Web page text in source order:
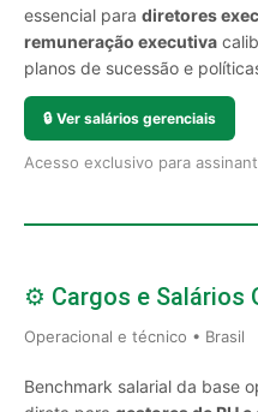
essencial para diretores
remuneração executiva
planos de sucessão e
🔒 Ver salários gerenciais
Acesso exclusivo para
⚙️ Cargos e Salários
Operacional e técnico • Brasil
Benchmark salarial da base